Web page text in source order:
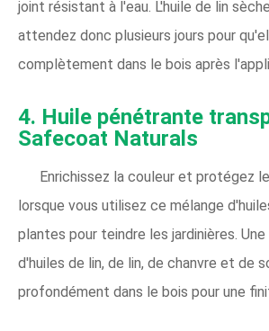
joint résistant à l'eau. L'huile de lin
attendez donc plusieurs jours pour
complètement dans le bois après
4. Huile pénétrante
Safecoat Naturals
Enrichissez la couleur et protégez
lorsque vous utilisez ce mélange
plantes pour teindre les jardinières. Une
d'huiles de lin, de lin, de chanvre et de
profondément dans le bois pour une